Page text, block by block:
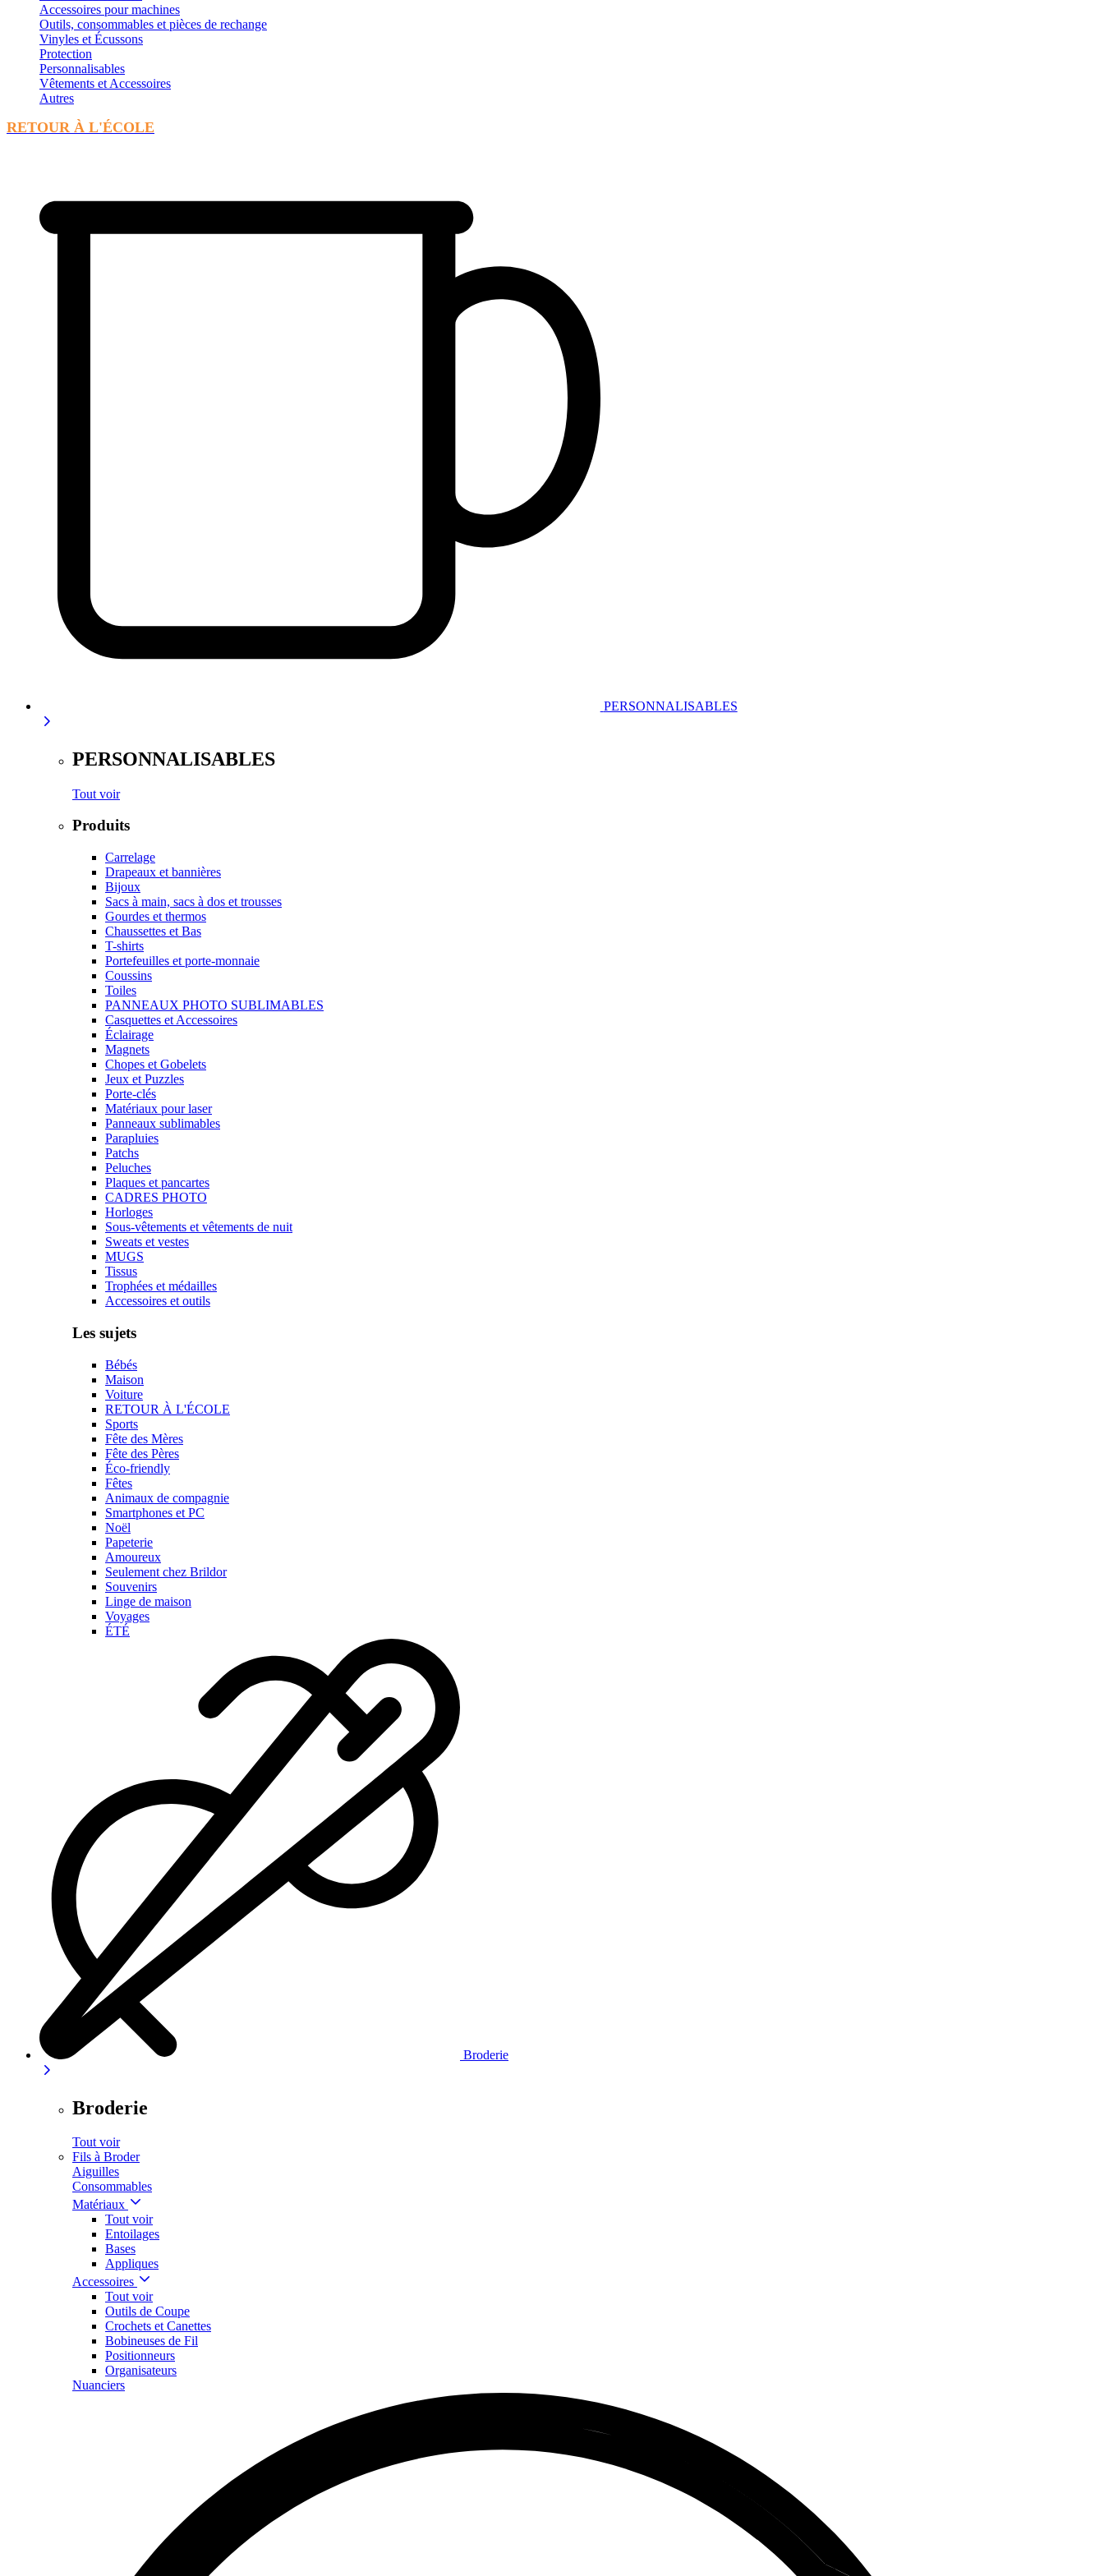
Accessoires pour machines
Outils, consommables et pièces de rechange
Vinyles et Écussons
Protection
Personnalisables
Vêtements et Accessoires
Autres
RETOUR À L'ÉCOLE
PERSONNALISABLES
PERSONNALISABLES
Tout voir
Produits
Carrelage
Drapeaux et bannières
Bijoux
Sacs à main, sacs à dos et trousses
Gourdes et thermos
Chaussettes et Bas
T-shirts
Portefeuilles et porte-monnaie
Coussins
Toiles
PANNEAUX PHOTO SUBLIMABLES
Casquettes et Accessoires
Éclairage
Magnets
Chopes et Gobelets
Jeux et Puzzles
Porte-clés
Matériaux pour laser
Panneaux sublimables
Parapluies
Patchs
Peluches
Plaques et pancartes
CADRES PHOTO
Horloges
Sous-vêtements et vêtements de nuit
Sweats et vestes
MUGS
Tissus
Trophées et médailles
Accessoires et outils
Les sujets
Bébés
Maison
Voiture
RETOUR À L'ÉCOLE
Sports
Fête des Mères
Fête des Pères
Éco-friendly
Fêtes
Animaux de compagnie
Smartphones et PC
Noël
Papeterie
Amoureux
Seulement chez Brildor
Souvenirs
Linge de maison
Voyages
ÉTÉ
Broderie
Broderie
Tout voir
Fils à Broder
Aiguilles
Consommables
Matériaux
Tout voir
Entoilages
Bases
Appliques
Accessoires
Tout voir
Outils de Coupe
Crochets et Canettes
Bobineuses de Fil
Positionneurs
Organisateurs
Nuanciers